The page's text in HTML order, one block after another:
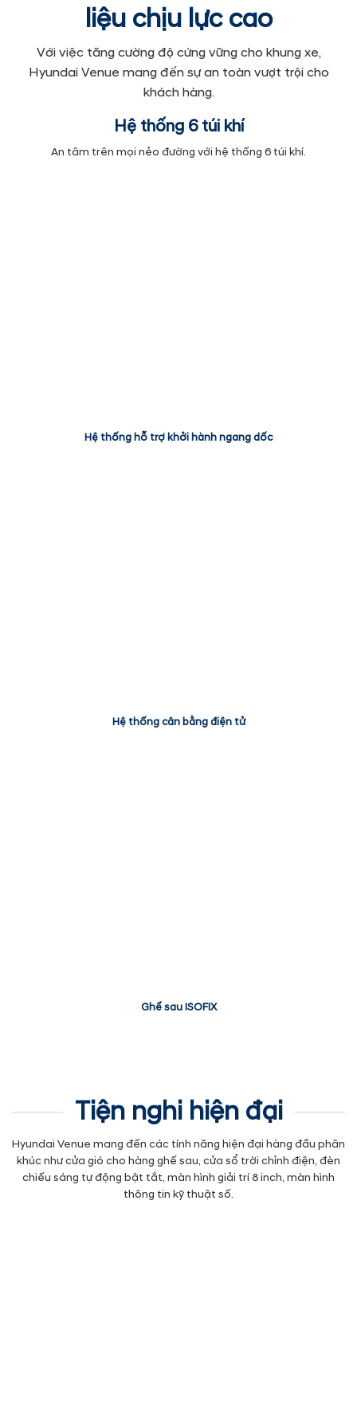
liệu chịu lực cao
Với việc tăng cường độ cứng vững cho khung xe,
Hyundai Venue mang đến sự an toàn vượt trội cho
khách hàng.
Hệ thống 6 túi khí
An tâm trên mọi nẻo đường với hệ thống 6 túi khí.
Hệ thống hỗ trợ khởi hành ngang dốc
Hệ thống cân bằng điện tử
Ghế sau ISOFIX
Tiện nghi hiện đại
Hyundai Venue mang đến các tính năng hiện đại hàng đầu phân
khúc như cửa gió cho hàng ghế sau, cửa sổ trời chỉnh điện, đèn
chiếu sáng tự động bật tắt, màn hình giải trí 8 inch, màn hình
thông tin kỹ thuật số.